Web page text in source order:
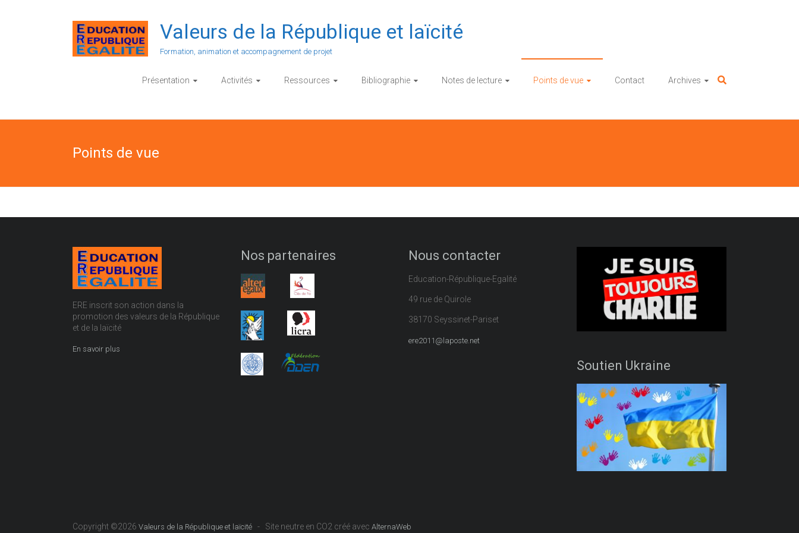
Valeurs de la République et laïcité
Formation, animation et accompagnement de projet
Présentation Activités Ressources Bibliographie Notes de lecture Points de vue Contact Archives
Points de vue
ERE inscrit son action dans la
promotion des valeurs de la République
et de la laïcité
En savoir plus
Nos partenaires Nous contacter
Education-République-Egalité
49 rue de Quirole
38170 Seyssinet-Pariset
ere2011@laposte.net
Soutien Ukraine
Copyright ©2026 Valeurs de la République et laïcité - Site neutre en CO2 créé avec AlternaWeb